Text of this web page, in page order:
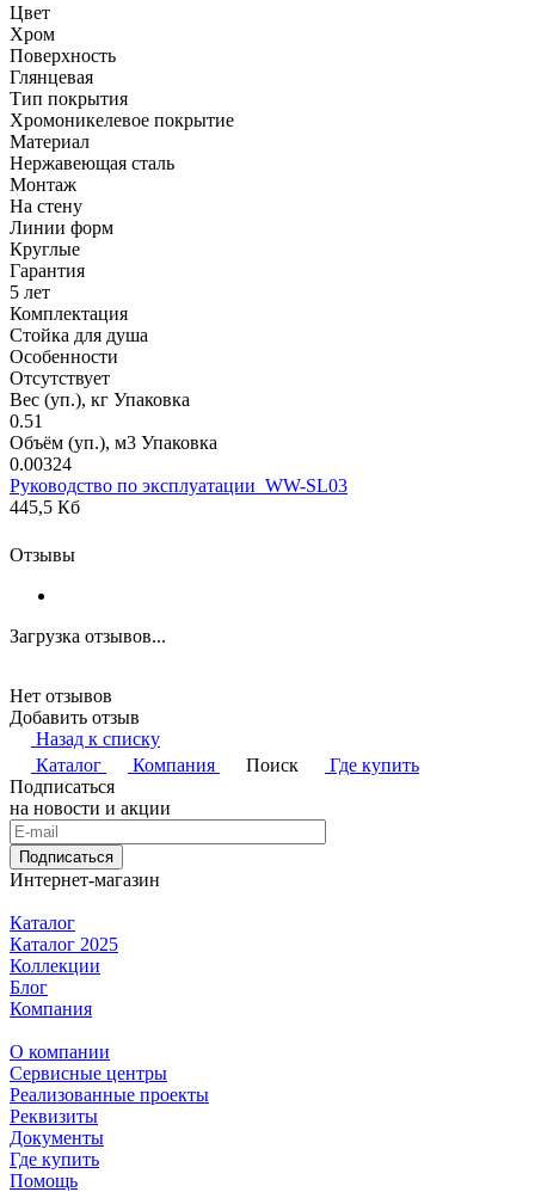
Цвет
Хром
Поверхность
Глянцевая
Тип покрытия
Хромоникелевое покрытие
Материал
Нержавеющая сталь
Монтаж
На стену
Линии форм
Круглые
Гарантия
5 лет
Комплектация
Стойка для душа
Особенности
Отсутствует
Вес (уп.), кг Упаковка
0.51
Объём (уп.), м3 Упаковка
0.00324
Руководство по эксплуатации_WW-SL03
445,5 Кб
Отзывы
Загрузка отзывов...
Нет отзывов
Добавить отзыв
Назад к списку
Каталог
Компания Поиск
Где купить
Подписаться
на новости и акции
Подписаться
Интернет-магазин
Каталог
Каталог 2025
Коллекции
Блог
Компания
О компании
Сервисные центры
Реализованные проекты
Реквизиты
Документы
Где купить
Помощь